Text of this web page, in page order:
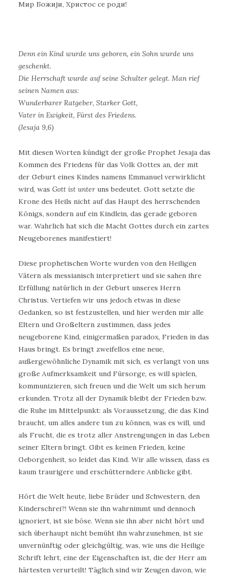
Мир Божији, Христос се роди!
Denn ein Kind wurde uns geboren, ein Sohn wurde uns
geschenkt.
Die Herrschaft wurde auf seine Schulter gelegt. Man rief
seinen Namen aus:
Wunderbarer Ratgeber, Starker Gott,
Vater in Ewigkeit, Fürst des Friedens.
(Jesaja 9,6)
Mit diesen Worten kündigt der große Prophet Jesaja das
Kommen des Friedens für das Volk Gottes an, der mit
der Geburt eines Kindes namens Emmanuel verwirklicht
wird, was Gott ist unteruns bedeutet. Gott setzte die
Krone des Heils nicht auf das Haupt des herrschenden
Königs, sondern auf ein Kindlein, das gerade geboren
war. Wahrlich hat sich die Macht Gottes durch ein zartes
Neugeborenes manifestiert!
Diese prophetischen Worte wurden von den Heiligen
Vätern als messianisch interpretiert und sie sahen ihre
Erfüllung natürlich in der Geburt unseres Herrn
Christus. Vertiefen wir uns jedoch etwas in diese
Gedanken, so ist festzustellen, und hier werden mir alle
Eltern und Großeltern zustimmen, dass jedes
neugeborene Kind, einigermaßen paradox, Frieden in das
Haus bringt. Es bringt zweifellos eine neue,
außergewöhnliche Dynamik mit sich, es verlangt von uns
große Aufmerksamkeit und Fürsorge, es will spielen,
kommunizieren, sich freuen und die Welt um sich herum
erkunden. Trotz all der Dynamik bleibt der Frieden bzw.
die Ruhe im Mittelpunkt: als Voraussetzung, die das Kind
braucht, um alles andere tun zu können, was es will, und
als Frucht, die es trotz aller Anstrengungen in das Leben
seiner Eltern bringt. Gibt es keinen Frieden, keine
Geborgenheit, so leidet das Kind. Wir alle wissen, dass es
kaum traurigere und erschütterndere Anblicke gibt.
Hört die Welt heute, liebe Brüder und Schwestern, den
Kinderschrei?! Wenn sie ihn wahrnimmt und dennoch
ignoriert, ist sie böse. Wenn sie ihn aber nicht hört und
sich überhaupt nicht bemüht ihn wahrzunehmen, ist sie
unvernünftig oder gleichgültig, was, wie uns die Heilige
Schrift lehrt, eine der Eigenschaften ist, die der Herr am
härtesten verurteilt! Täglich sind wir Zeugen davon, wie